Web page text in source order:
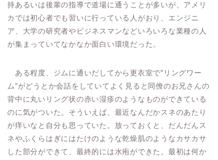
持あるいは後輩の指導で道場に通うことが多いが、アメリ
カでは初心者でも習いに行っている人がおり、エンジニ
ア、大学の研究者やビジネスマンなどいろいろな業種の人
が集まっていてなかなか面白い環境だった。
ある程度、ジムに通いだしてから更衣室で”リングワー
ム”がどうとか会話をしていてよく見ると同僚のお兄さんの
背中に丸いリング状の赤い湿疹のようなものができている
のに気がついた。そういえば、最近なんだかスネのあたり
が痒いなと自分も思っていた。放っておくと、だんだんス
ネやふくらはぎにはたけのような乾燥肌のようなカサカサ
した部分ができて、最終的には水疱ができた。最初は何か